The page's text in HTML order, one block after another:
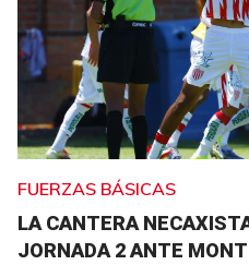
FUERZAS BÁSICAS
LA CANTERA
JORNADA 2 ANTE